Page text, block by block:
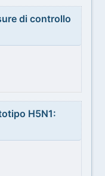
di controllo
H5N1: